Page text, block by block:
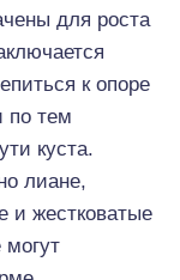
для роста
к опоре
по тем
куста.
лиане,
и жестковатые
могут